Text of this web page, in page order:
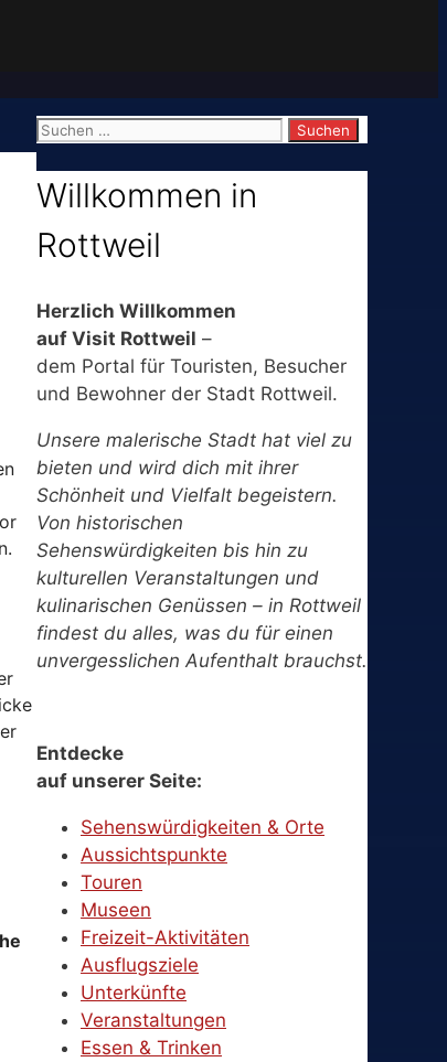
Suchen
nach:
Willkommen in
Rottweil
Herzlich Willkommen
auf Visit Rottweil –
dem Portal für Touristen, Besucher
und Bewohner der Stadt Rottweil.
Unsere malerische Stadt hat viel zu
bieten und wird dich mit ihrer
Schönheit und Vielfalt begeistern.
Von historischen
Sehenswürdigkeiten bis hin zu
kulturellen Veranstaltungen und
kulinarischen Genüssen – in Rottweil
findest du alles, was du für einen
unvergesslichen Aufenthalt brauchst.
Entdecke
auf unserer Seite:
Sehenswürdigkeiten & Orte
Aussichtspunkte
Touren
Museen
Freizeit-Aktivitäten
Ausflugsziele
Unterkünfte
Veranstaltungen
Essen & Trinken